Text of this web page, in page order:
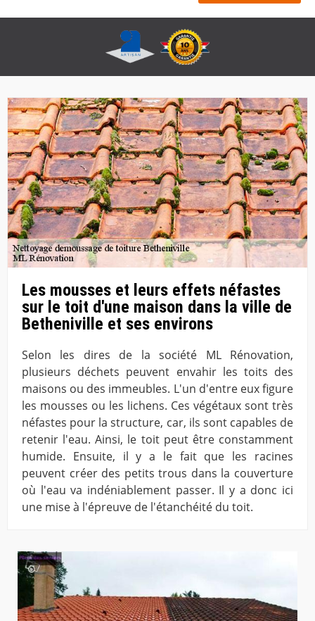
Les mousses et leurs effets néfastes
sur le toit d'une maison dans la ville de
Betheniville et ses environs
Selon les dires de la société ML Rénovation,
plusieurs déchets peuvent envahir les toits des
maisons ou des immeubles. L'un d'entre eux figure
les mousses ou les lichens. Ces végétaux sont très
néfastes pour la structure, car, ils sont capables de
retenir l'eau. Ainsi, le toit peut être constamment
humide. Ensuite, il y a le fait que les racines
peuvent créer des petits trous dans la couverture
où l'eau va indéniablement passer. Il y a donc ici
une mise à l'épreuve de l'étanchéité du toit.